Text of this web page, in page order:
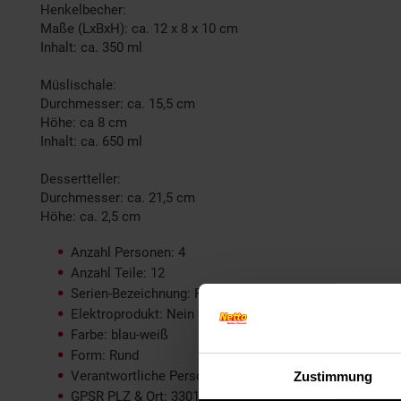
Zustimmung
Henkelbecher:
Maße (LxBxH): ca. 12 x 8 x 10 cm
Inhalt: ca. 350 ml
Müslischale:
Durchmesser: ca. 15,5 cm
Höhe: ca 8 cm
Inhalt: ca. 650 ml
Dessertteller:
Durchmesser: ca. 21,5 cm
Höhe: ca. 2,5 cm
Anzahl Personen: 4
Anzahl Teile: 12
Serien-Bezeichnung: Royal Reiko
Elektroprodukt: Nein
Farbe: blau-weiß
Form: Rund
Verantwortliche Person für die EU: Ritzenhoff & Breker
GPSR PLZ & Ort: 33014 Bad Driburg